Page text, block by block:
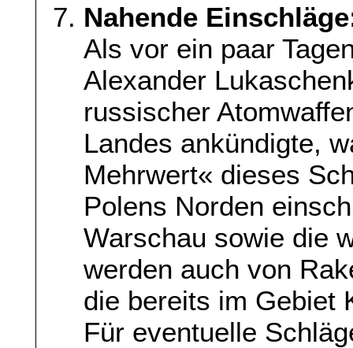
Nahende
Als vor ein paar
Alexander
russischer
Landes ankündigte,
Mehrwert« dieses
Polens Norden
Warschau sowie die
werden auch von
die bereits im Gebiet
Für eventuelle